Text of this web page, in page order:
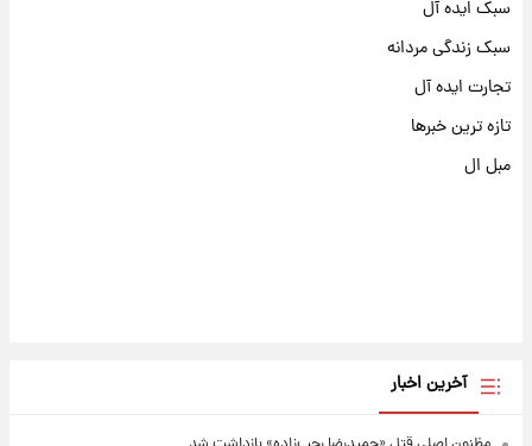
سبک ایده آل
سبک زندگی مردانه
تجارت ایده آل
تازه ترین خبرها
مبل ال
آخرین اخبار